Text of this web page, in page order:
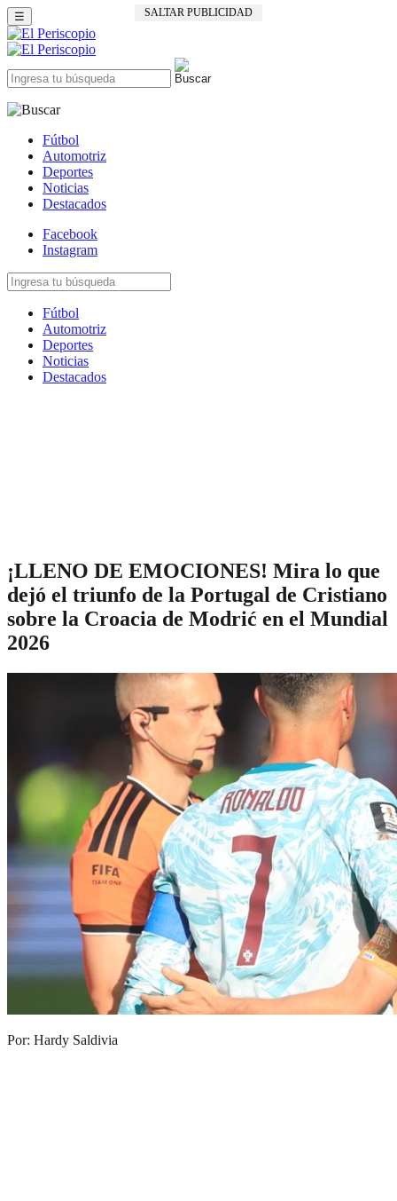
☰
Fútbol
Automotriz
Deportes
Noticias
Destacados
Facebook
Instagram
Fútbol
Automotriz
Deportes
Noticias
Destacados
¡LLENO DE EMOCIONES! Mira lo que
dejó el triunfo de la Portugal de Cristiano
sobre la Croacia de Modrić en el Mundial
2026
Por: Hardy Saldivia